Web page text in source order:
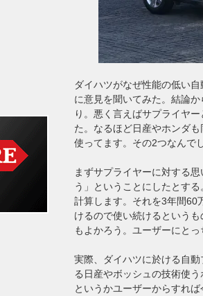
ダイハツがなぜ性能の低い
に意見を聞いてみた。結論
り。悪く言えばサプライヤ
た。なるほど日産やホンダ
使ってます。その2つなんで
まずサプライヤーに対する
う」ということにしたとす
計算します。それを3年間60
けるので使い続けるという
もよかろう。ユーザーにとっ
実際、ダイハツに於ける自
る日産やボッシュの技術使
というかユーザーからすれ